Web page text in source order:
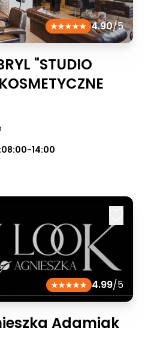
4.90/5
"STUDIO
08:00-14:00
4.99/5
Adamiak